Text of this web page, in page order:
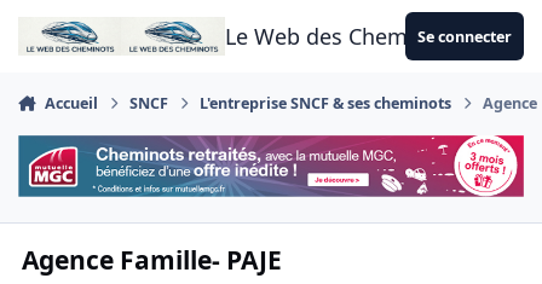
Aller au contenu
Le Web des CheminotsSe connecter
Accueil SNCF L'entreprise SNCF & ses cheminots Agence
Agence Famille- PAJE